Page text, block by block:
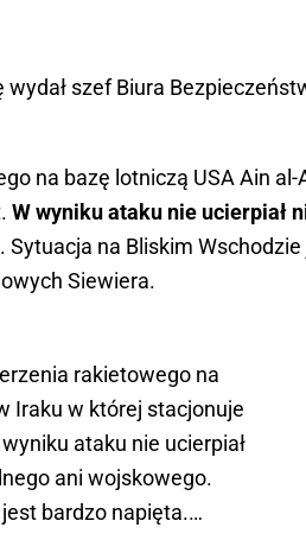
szef Biura
na bazę lotniczą USA Ain al-
W wyniku ataku nie ucierpiał
. Sytuacja na Bliskim
Siewiera.
rakietowego na
Iraku w której stacjonuje
ataku nie ucierpiał
ani wojskowego.
bardzo napięta.…